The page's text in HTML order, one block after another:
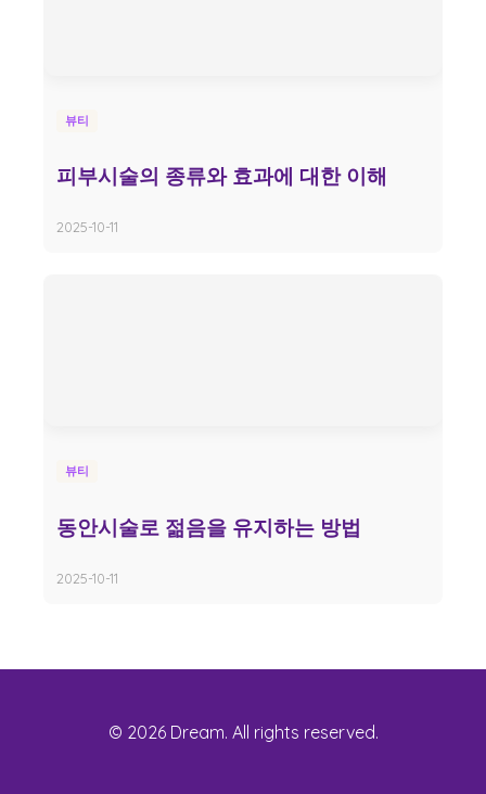
뷰티
피부시술의 종류와 효과에 대한 이해
2025-10-11
뷰티
동안시술로 젊음을 유지하는 방법
2025-10-11
© 2026 Dream. All rights reserved.